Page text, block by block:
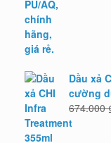
Dầu xả
cường
674.000